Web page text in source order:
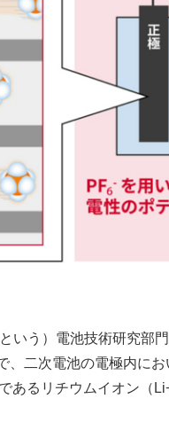
いう）電池技術研究部
、二次電池の電極内に
あるリチウムイオン（